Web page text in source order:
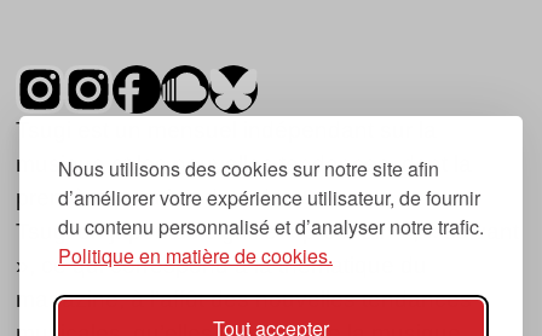
Nous utilisons des cookies sur notre site afin
d’améliorer votre expérience utilisateur, de fournir
du contenu personnalisé et d’analyser notre trafic.
Politique en matière de cookies.
Tout accepter
Tsugi est un mensuel indépendant sur la
musique et les nouvelles tendances, dont la
première parution date de 2007.
Tsugi en japonais signifie « prochain », « suivant
», ce qui correspond à la thématique du
magazine, à l’affût des nouvelles tendances